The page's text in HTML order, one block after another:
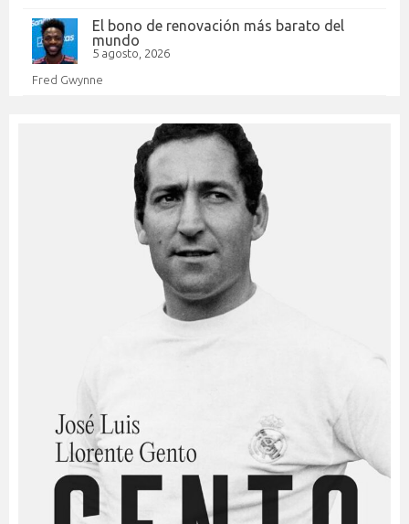
El bono de renovación más barato del
mundo
5 agosto, 2026
Fred Gwynne